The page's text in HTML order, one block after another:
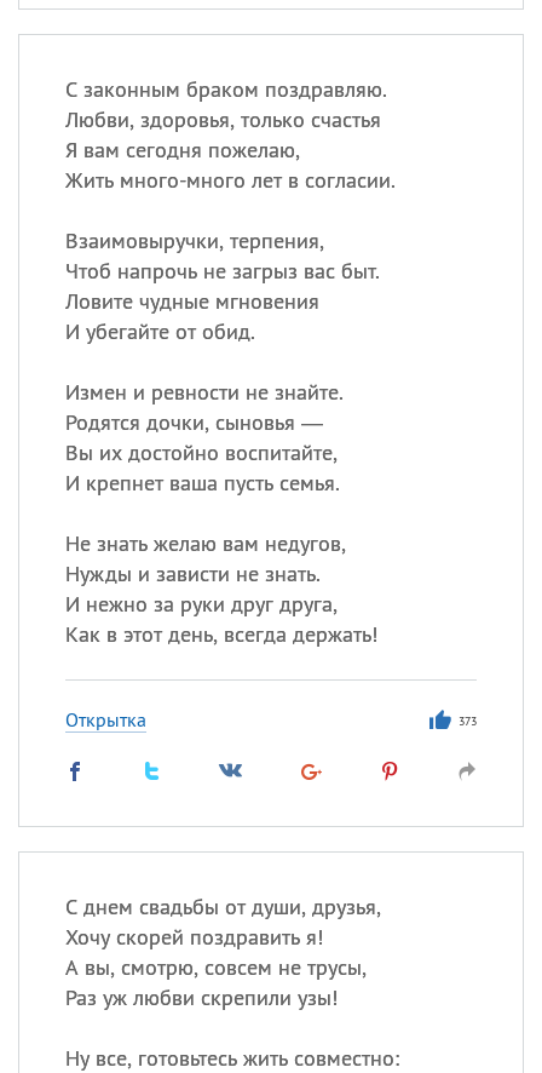
С законным браком поздравляю.
Любви, здоровья, только счастья
Я вам сегодня пожелаю,
Жить много-много лет в согласии.
Взаимовыручки, терпения,
Чтоб напрочь не загрыз вас быт.
Ловите чудные мгновения
И убегайте от обид.
Измен и ревности не знайте.
Родятся дочки, сыновья —
Вы их достойно воспитайте,
И крепнет ваша пусть семья.
Не знать желаю вам недугов,
Нужды и зависти не знать.
И нежно за руки друг друга,
Как в этот день, всегда держать!
Открытка 373
С днем свадьбы от души, друзья,
Хочу скорей поздравить я!
А вы, смотрю, совсем не трусы,
Раз уж любви скрепили узы!
Ну все, готовьтесь жить совместно: